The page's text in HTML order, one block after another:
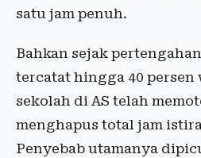
satu jam penuh.
Bahkan sejak
tercatat hingga 40
sekolah di AS telah
menghapus total jam
Penyebab utamanya